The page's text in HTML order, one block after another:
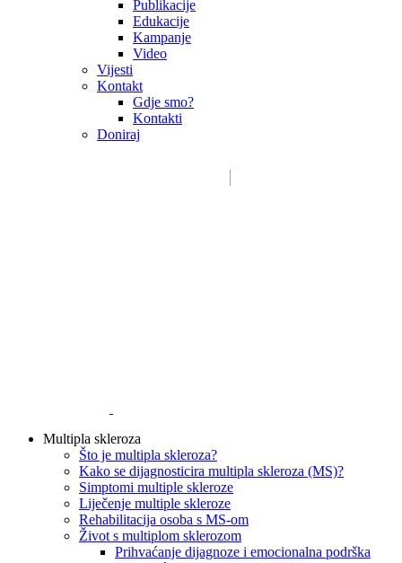
Publikacije
Edukacije
Kampanje
Video
Vijesti
Kontakt
Gdje smo?
Kontakti
Doniraj
Multipla skleroza
Što je multipla skleroza?
Kako se dijagnosticira multipla skleroza (MS)?
Simptomi multiple skleroze
Liječenje multiple skleroze
Rehabilitacija osoba s MS-om
Život s multiplom sklerozom
Prihvaćanje dijagnoze i emocionalna podrška